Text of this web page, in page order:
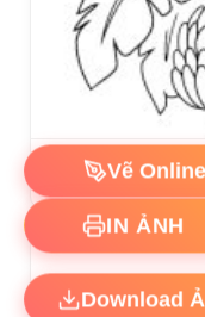
Tô màu
Vẽ Online
IN ẢNH
Download